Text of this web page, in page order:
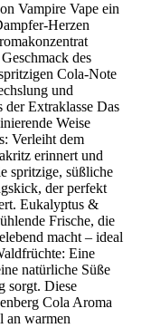
Vampire Vape ein
Herzen
des
Cola-Note
und
der Extraklasse Das
Weise
Verleiht dem
erinnert und
spritzige, süßliche
der perfekt
Eukalyptus &
Frische, die
macht – ideal
Eine
natürliche Süße
sorgt. Diese
Cola Aroma
an warmen